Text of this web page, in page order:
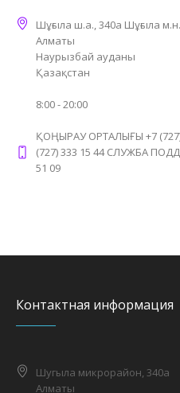
Шұғыла ш.а., 340а Шұғыла
Алматы
Наурызбай ауданы
Қазақстан
8:00 - 20:00
ҚОҢЫРАУ ОРТАЛЫҒЫ +7 (727)
(727) 333 15 44 СЛУЖБА
51 09
Контактная информация
Шугыла микрорайон, 340а
Алматы